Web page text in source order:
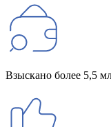
Взыскано более 5,5